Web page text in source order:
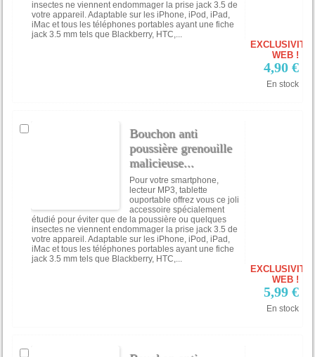
insectes ne viennent endommager la prise jack 3.5 de
votre appareil. Adaptable sur les iPhone, iPod, iPad,
iMac et tous les téléphones portables ayant une fiche
jack 3.5 mm tels que Blackberry, HTC,...
EXCLUSIVITÉ
WEB !
4,90 €
En stock
Bouchon anti
poussière grenouille
malicieuse...
Pour votre smartphone,
lecteur MP3, tablette
ouportable offrez vous ce joli
accessoire spécialement
étudié pour éviter que de la poussière ou quelques
insectes ne viennent endommager la prise jack 3.5 de
votre appareil. Adaptable sur les iPhone, iPod, iPad,
iMac et tous les téléphones portables ayant une fiche
jack 3.5 mm tels que Blackberry, HTC,...
EXCLUSIVITÉ
WEB !
5,99 €
En stock